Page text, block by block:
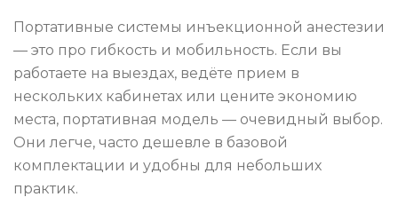
Портативные системы инъекционной анестезии
— это про гибкость и мобильность. Если вы
работаете на выездах, ведёте прием в
нескольких кабинетах или цените экономию
места, портативная модель — очевидный выбор.
Они легче, часто дешевле в базовой
комплектации и удобны для небольших
практик.